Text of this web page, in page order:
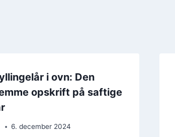
i ovn: Den
opskrift på saftige
6. december 2024